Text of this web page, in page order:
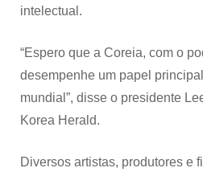
intelectual.
“Espero que a Coreia, com o
desempenhe um papel
mundial”, disse o presidente
Korea Herald.
Diversos artistas, produtores e